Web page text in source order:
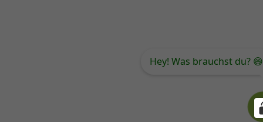
Hey! Was brauchst du? 😄